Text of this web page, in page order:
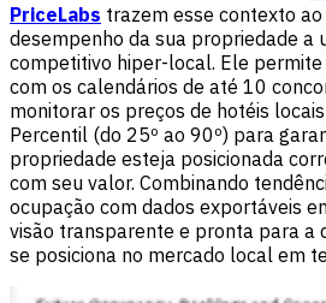
PriceLabs trazem esse contexto
desempenho da sua propriedade a
competitivo hiper-local. Ele
com os calendários de até 10
monitorar os preços de hotéis
Percentil (do 25º ao 90º) para
propriedade esteja posicionada
com seu valor. Combinando
ocupação com dados exportáveis
visão transparente e pronta para a
se posiciona no mercado local em